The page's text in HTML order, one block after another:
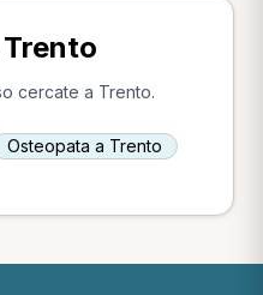
cercate a Trento.
Osteopata a Trento